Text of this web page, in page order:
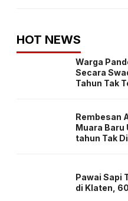
HOT NEWS
Warga
Secara
Tahun Tak
Rembesan
Muara Baru
tahun Tak
Pawai Sapi
di Klaten,